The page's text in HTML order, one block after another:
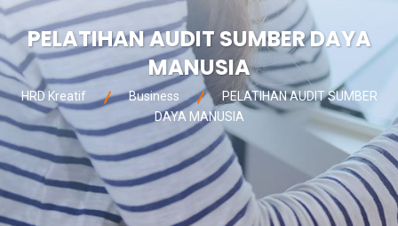
PELATIHAN AUDIT SUMBER DAYA
MANUSIA
HRD Kreatif Business
PELATIHAN AUDIT SUMBER
DAYA MANUSIA